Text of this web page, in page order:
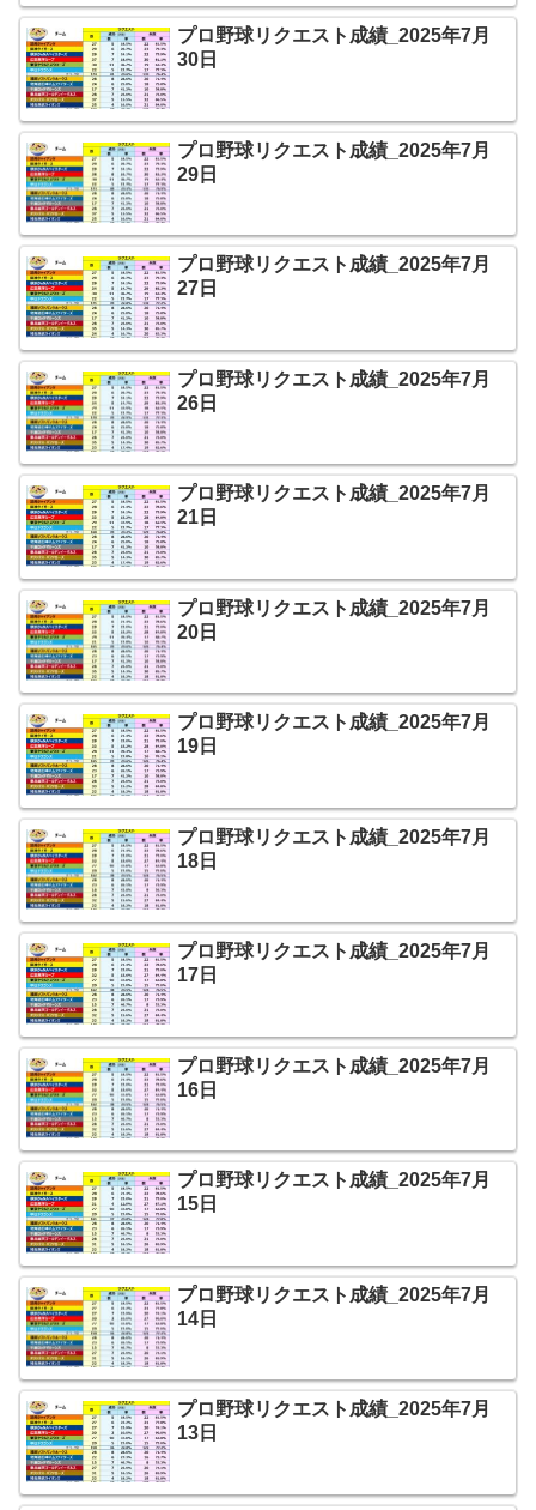
プロ野球リクエスト成績_2025年7月
30日
プロ野球リクエスト成績_2025年7月
29日
プロ野球リクエスト成績_2025年7月
27日
プロ野球リクエスト成績_2025年7月
26日
プロ野球リクエスト成績_2025年7月
21日
プロ野球リクエスト成績_2025年7月
20日
プロ野球リクエスト成績_2025年7月
19日
プロ野球リクエスト成績_2025年7月
18日
プロ野球リクエスト成績_2025年7月
17日
プロ野球リクエスト成績_2025年7月
16日
プロ野球リクエスト成績_2025年7月
15日
プロ野球リクエスト成績_2025年7月
14日
プロ野球リクエスト成績_2025年7月
13日